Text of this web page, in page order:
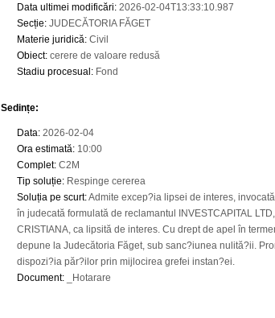
Data ultimei modificări: 2026-02-04T13:33:10.987
Secție: JUDECĂTORIA FĂGET
Materie juridică: Civil
Obiect: cerere de valoare redusă
Stadiu procesual : Fond
Sedințe:
Data: 2026-02-04
Ora estimată: 10:00
Complet: C2M
Tip soluție: Respinge cererea
Soluția pe scurt:Admite excep?ia lipsei de interes,
în judecată formulată de reclamantul INVESTCAPITAL
CRISTIANA, ca lipsită de interes. Cu drept de apel în
depune la Judecătoria Făget, sub sanc?iunea nulită?ii.
dispozi?ia păr?ilor prin mijlocirea grefei instan?ei.
Document: _Hotarare